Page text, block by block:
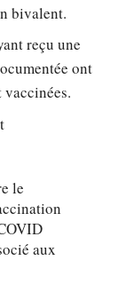
bivalent.
reçu une
ont
vaccinées.
le
aux